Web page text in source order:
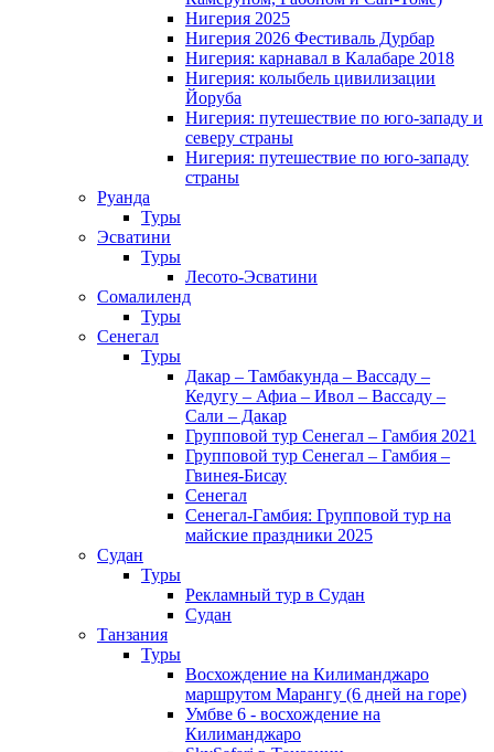
Нигерия 2025
Нигерия 2026 Фестиваль Дурбар
Нигерия: карнавал в Калабаре 2018
Нигерия: колыбель цивилизации
Йоруба
Нигерия: путешествие по юго-западу и
северу страны
Нигерия: путешествие по юго-западу
страны
Руанда
Туры
Эсватини
Туры
Лесото-Эсватини
Сомалиленд
Туры
Сенегал
Туры
Дакар – Тамбакунда – Вассаду –
Кедугу – Афиа – Ивол – Вассаду –
Сали – Дакар
Групповой тур Сенегал – Гамбия 2021
Групповой тур Сенегал – Гамбия –
Гвинея-Бисау
Сенегал
Сенегал-Гамбия: Групповой тур на
майские праздники 2025
Судан
Туры
Рекламный тур в Cудан
Cудан
Танзания
Туры
Восхождение на Килиманджаро
маршрутом Марангу (6 дней на горе)
Умбве 6 - восхождение на
Килиманджаро